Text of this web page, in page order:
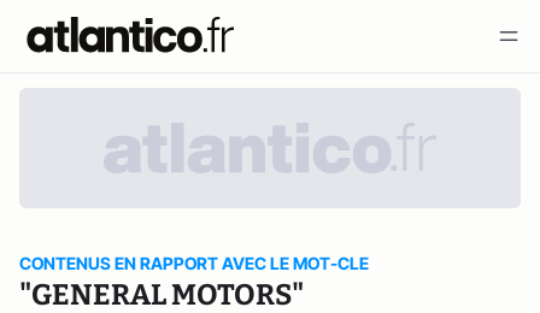
CONTENUS EN RAPPORT AVEC LE MOT-CLE
"GENERAL MOTORS"